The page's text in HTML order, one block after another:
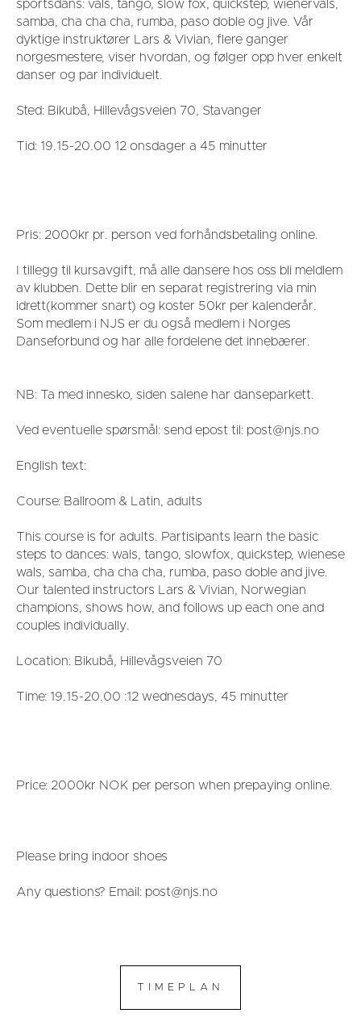
sportsdans: vals, tango, slow fox, quickstep, wienervals,
samba, cha cha cha, rumba, paso doble og jive. Vår
dyktige instruktører Lars & Vivian, flere ganger
norgesmestere, viser hvordan, og følger opp hver enkelt
danser og par individuelt.
Sted: Bikubå, Hillevågsveien 70, Stavanger
Tid: 19.15-20.00 12 onsdager a 45 minutter
Pris: 2000kr pr. person ved forhåndsbetaling online.
I tillegg til kursavgift, må alle dansere hos oss bli meldlem
av klubben. Dette blir en separat registrering via min
idrett(kommer snart) og koster 50kr per kalenderår.
Som medlem i NJS er du også medlem i Norges
Danseforbund og har alle fordelene det innebærer.
NB: Ta med innesko, siden salene har danseparkett.
Ved eventuelle spørsmål: send epost til: post@njs.no
English text:
Course: Ballroom & Latin, adults
This course is for adults. Partisipants learn the basic
steps to dances: wals, tango, slowfox, quickstep, wienese
wals, samba, cha cha cha, rumba, paso doble and jive.
Our talented instructors Lars & Vivian, Norwegian
champions, shows how, and follows up each one and
couples individually.
Location: Bikubå, Hillevågsveien 70
Time: 19.15-20.00 :12 wednesdays, 45 minutter
Price: 2000kr NOK per person when prepaying online.
Please bring indoor shoes
Any questions? Email: post@njs.no